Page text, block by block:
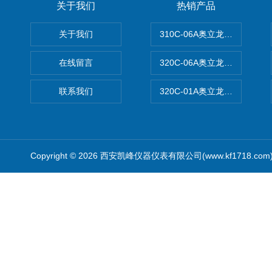
关于我们
关于我们
在线留言
联系我们
热销产品
310C-06A奥立龙实验室台式
320C-06A奥立龙实验室便携
320C-01A奥立龙实验室便携
Copyright © 2026 西安凯峰仪器仪表有限公司